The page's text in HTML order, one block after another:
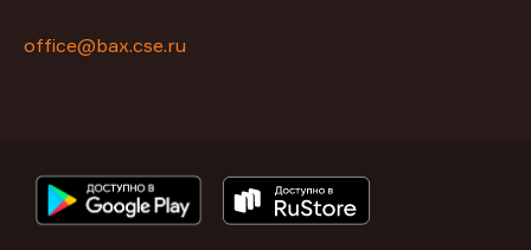
office@bax.cse.ru